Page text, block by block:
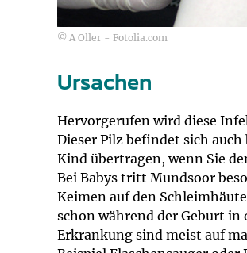
© A Oller - Fotolia.com
Ursachen
Hervorgerufen wird diese
Dieser Pilz befindet sich
Kind übertragen, wenn Sie
Bei Babys tritt Mundsoor
Keimen auf den
schon während der Geburt
Erkrankung sind meist auf